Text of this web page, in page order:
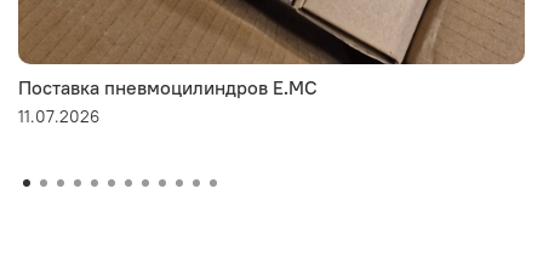
Поставка пневмоцилиндров E.MC
11.07.2026